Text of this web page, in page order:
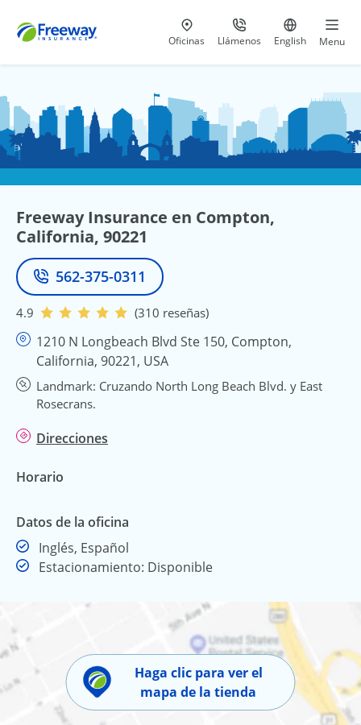
Visita nuestras
Oficinas Llámenos
al 800-441-5533
Ir al sitio
English Menu
Freeway Insurance en Compton,
California, 90221
Teléfono
562-375-0311
4.9 (310 reseñas)
1210 N Longbeach Blvd Ste 150, Compton,
California, 90221, USA
Landmark: Cruzando North Long Beach Blvd. y East
Rosecrans.
Direcciones
Horario
Datos de la oficina
Inglés, Español
Estacionamiento: Disponible
Haga clic para ver el
mapa de la tienda